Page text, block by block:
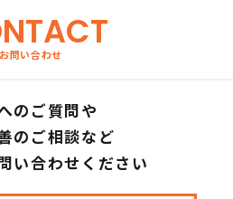
お問い合わせ
のご質問や
のご相談など
い合わせください